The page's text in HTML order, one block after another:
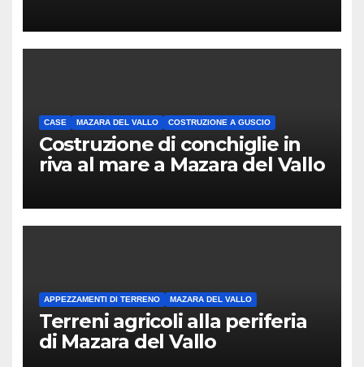
CASE MAZARA DEL VALLO COSTRUZIONE A GUSCIO
Costruzione di conchiglie in
riva al mare a Mazara del Vallo
APPEZZAMENTI DI TERRENO MAZARA DEL VALLO
Terreni agricoli alla periferia
di Mazara del Vallo